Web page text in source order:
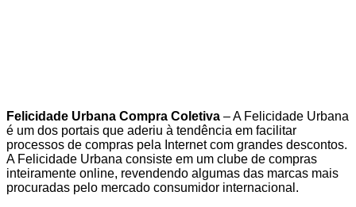
Felicidade Urbana Compra Coletiva – A Felicidade Urbana
é um dos portais que aderiu à tendência em facilitar
processos de compras pela Internet com grandes descontos.
A Felicidade Urbana consiste em um clube de compras
inteiramente online, revendendo algumas das marcas mais
procuradas pelo mercado consumidor internacional.